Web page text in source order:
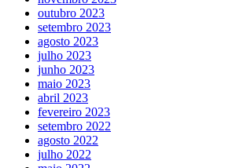
outubro 2023
setembro 2023
agosto 2023
julho 2023
junho 2023
maio 2023
abril 2023
fevereiro 2023
setembro 2022
agosto 2022
julho 2022